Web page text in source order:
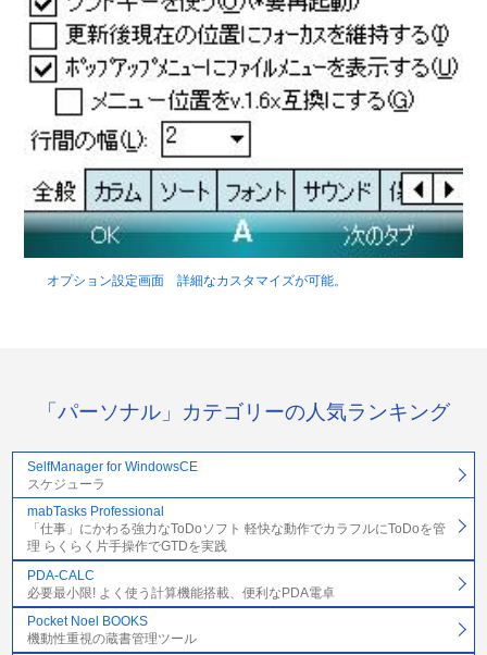
オプション設定画面 詳細なカスタマイズが可能。
「パーソナル」カテゴリーの人気ランキング
SelfManager for WindowsCE
スケジューラ
mabTasks Professional
「仕事」にかわる強力なToDoソフト 軽快な動作でカラフルにToDoを管
理 らくらく片手操作でGTDを実践
PDA-CALC
必要最小限! よく使う計算機能搭載、便利なPDA電卓
Pocket Noel BOOKS
機動性重視の蔵書管理ツール